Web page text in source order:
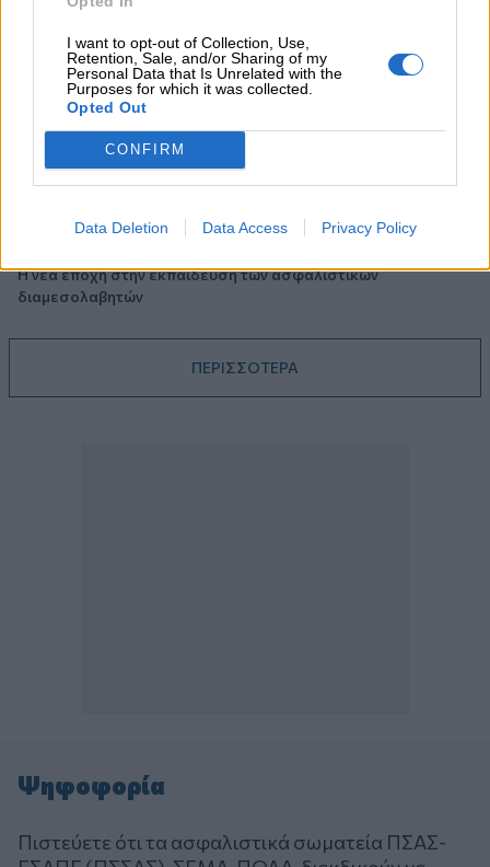
I want to opt-out of Collection, Use,
Retention, Sale, and/or Sharing of my
Personal Data that Is Unrelated with the
Purposes for which it was collected.
Opted Out
CONFIRM
Data Deletion Data Access Privacy Policy
Πάρκινσον»
05.08.2026 - 12:33
Ε.Ε και παράνομη μετανάστευση: προτάσεις και δράσεις με
παρονομαστή το κοινό συμφέρον
Η νέα εποχή στην εκπαίδευση των ασφαλιστικών
διαμεσολαβητών
ΠΕΡΙΣΣΟΤΕΡΑ
Ψηφοφορία
Πιστεύετε ότι τα ασφαλιστικά σωματεία ΠΣΑΣ-